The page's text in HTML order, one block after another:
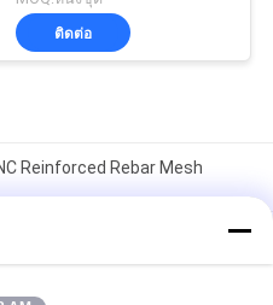
ติดต่อ
Reinforced Rebar Mesh
12m Concrete